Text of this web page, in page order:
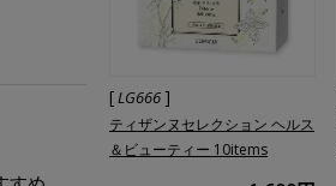
[LG666 ]
ティザンヌセレクション ヘルス
＆ビューティー 10items